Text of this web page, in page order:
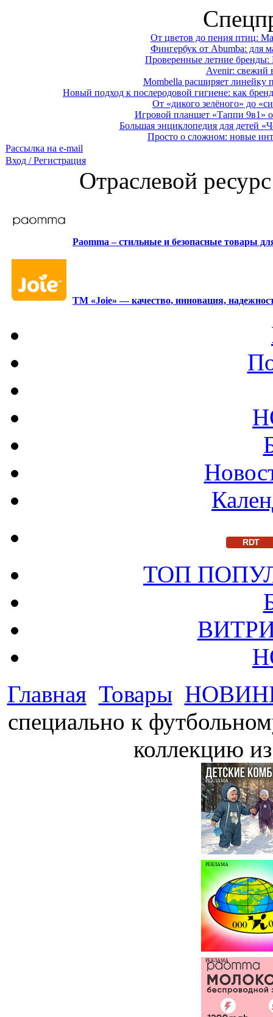
От цветов до пения птиц:
Фингербук от Abumba: для
Проверенные летние
Avenir: свежий
Mombella расширяет линейку
Новый подход к послеродовой гигиене: как
От «дикого зелёного» до
Игровой планшет «Таппи 9в1»
Большая энциклопедия для детей
Просто о сложном: новые
Рассылка на e-mail
Вход / Регистрация
Отраслевой
Paomma – стильные и безопасные товары
ТМ «Joie» — качество, инновация,
RDT
ТОП
Главная Товары
специально к
коллекцию
РЕКЛАМА
РЕКЛАМА
РЕКЛАМА